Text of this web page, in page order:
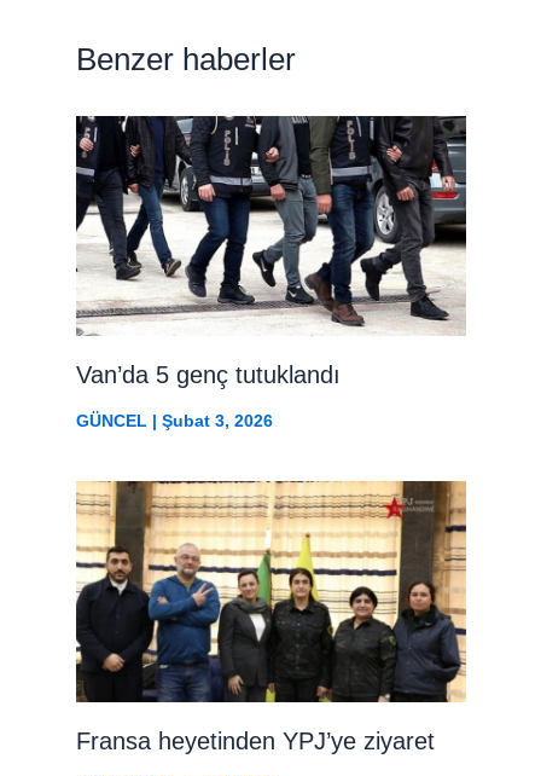
Benzer haberler
Van’da 5 genç tutuklandı
GÜNCEL| Şubat 3, 2026
Fransa heyetinden YPJ’ye ziyaret